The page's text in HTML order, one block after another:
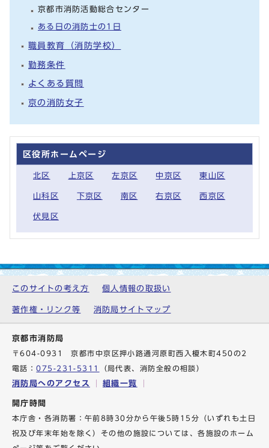
京都市消防活動総合センター
ある日の消防士の1日
職員教育（消防学校）
勤務条件
よくある質問
京の消防女子
区役所ホームページ
北区 上京区 左京区 中京区 東山区
山科区 下京区 南区 右京区 西京区
伏見区
このサイトの考え方 個人情報の取扱い
著作権・リンク等 消防局サイトマップ
京都市消防局
〒604-0931 京都市中京区押小路通河原町西入榎木町450の2
電話：075-231-5311 （局代表、消防全般の相談）
消防局へのアクセス 組織一覧
開庁時間
本庁舎・各消防署：午前8時30分から午後5時15分（いずれも土日
祝及び年末年始を除く）その他の施設については、各施設のホーム